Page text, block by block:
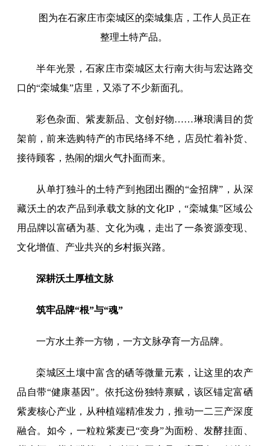
图为在石家庄市栾城区的栾城集店，工作人员正在
整理土特产品。
半年光景，石家庄市栾城区太行南大街与宏达路交
口的“栾城集”店里，又添了不少新面孔。
彩色杂面、紫麦新品、文创好物……琳琅满目的货
架前，前来选购特产的市民络绎不绝，店员忙着补货、
接待顾客，热闹的烟火气扑面而来。
从单打独斗的土特产到抱团出圈的“金招牌”，从深
藏沃土的农产品到承载文脉的文化IP，“栾城集”区域公
用品牌以富硒为基、文化为魂，走出了一条资源变现、
文化增值、产业共兴的乡村振兴路。
深耕沃土厚植文脉
筑牢品牌“根”与“魂”
一方水土养一方物，一方文脉孕育一方品牌。
栾城区土壤中富含的硒等微量元素，让这里的农产
品自带“健康基因”。依托这份独特禀赋，该区锚定富硒
紫麦核心产业，从种植端精准发力，推动一二三产深度
融合。如今，一粒粒紫麦已“变身”为面粉、发酵挂面、